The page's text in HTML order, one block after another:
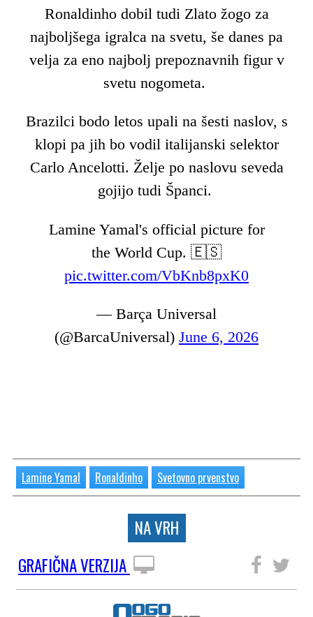
Ronaldinho dobil tudi Zlato žogo za
najboljšega igralca na svetu, še danes pa
velja za eno najbolj prepoznavnih figur v
svetu nogometa.
Brazilci bodo letos upali na šesti naslov, s
klopi pa jih bo vodil italijanski selektor
Carlo Ancelotti. Želje po naslovu seveda
gojijo tudi Španci.
Lamine Yamal's official picture for
the World Cup. 🇪🇸
pic.twitter.com/VbKnb8pxK0
— Barça Universal
(@BarcaUniversal) June 6, 2026
Lamine Yamal Ronaldinho Svetovno prvenstvo
NA VRH
GRAFIČNA VERZIJA